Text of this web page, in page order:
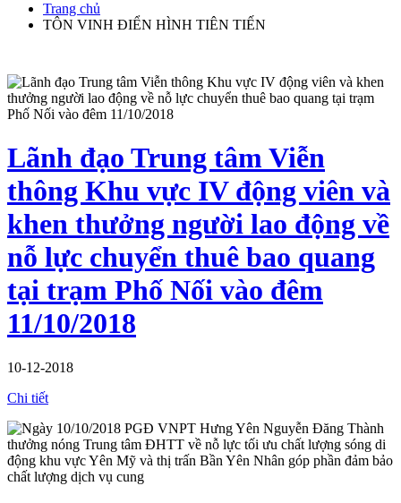
Trang chủ
TÔN VINH ĐIỂN HÌNH TIÊN TIẾN
Lãnh đạo Trung tâm Viễn
thông Khu vực IV động viên và
khen thưởng người lao động về
nỗ lực chuyển thuê bao quang
tại trạm Phố Nối vào đêm
11/10/2018
10-12-2018
Chi tiết